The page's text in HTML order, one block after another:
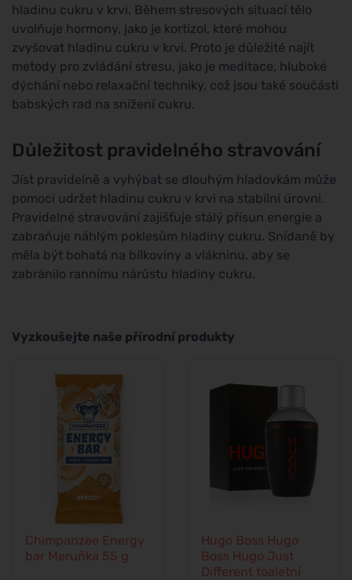
hladinu cukru v krvi. Během stresových situací tělo
uvolňuje hormony, jako je kortizol, které mohou
zvyšovat hladinu cukru v krvi. Proto je důležité najít
metody pro zvládání stresu, jako je meditace, hluboké
dýchání nebo relaxační techniky, což jsou také součásti
babských rad na snížení cukru.
Důležitost pravidelného stravování
Jíst pravidelně a vyhýbat se dlouhým hladovkám může
pomoci udržet hladinu cukru v krvi na stabilní úrovni.
Pravidelné stravování zajišťuje stálý přísun energie a
zabraňuje náhlým poklesům hladiny cukru. Snídaně by
měla být bohatá na bílkoviny a vlákninu, aby se
zabránilo rannímu nárůstu hladiny cukru.
Vyzkoušejte naše přírodní produkty
Chimpanzee Energy
bar Meruňka 55 g
Hugo Boss Hugo
Boss Hugo Just
Different toaletní